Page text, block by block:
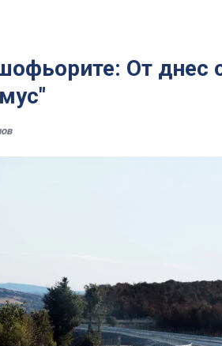
От днес